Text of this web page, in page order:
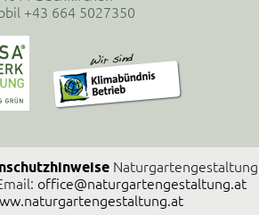
+43 664 5027350
Naturgartengestaltung
office@naturgartengestaltung.at